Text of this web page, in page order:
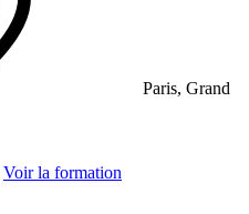
Paris, Grand
Voir la formation